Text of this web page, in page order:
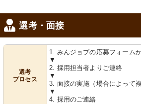
リラックススペース
ゆったりとした和室で、安らぎのひと
ときを過ごせます。窓からの光が心地
よい空間を演出しています。
明るく清潔
スタイムを
選考・面接
選考
プロセス
1. みんジョブの応募フォーム
▼
2. 採用担当者よりご連絡
▼
3. 面接の実施（場合によって複
▼
4. 採用のご連絡